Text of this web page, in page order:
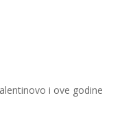
i ove godine